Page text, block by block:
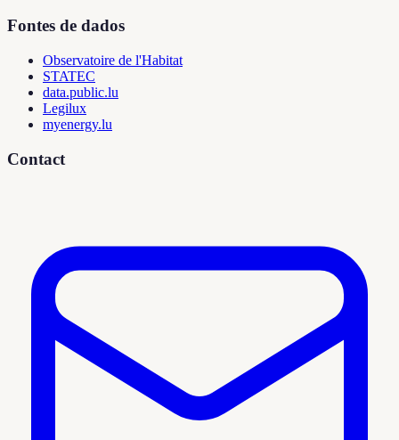
Fontes de dados
Observatoire de l'Habitat
STATEC
data.public.lu
Legilux
myenergy.lu
Contact